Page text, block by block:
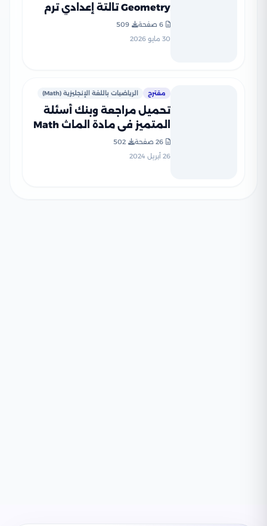
Geometry تالتة إعدادي ترم
ثاني 2026 محافظة
الإسكندرية PDF
6 صفحة
509
30 مايو 2026
مقترح الرياضيات باللغة الإنجليزية (Math)
تحميل مراجعة وبنك أسئلة
المتميز في مادة الماث Math
الصف السادس الابتدائي الترم
الثاني
26 صفحة
502
26 أبريل 2024